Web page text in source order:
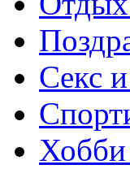
Секс
Хобби